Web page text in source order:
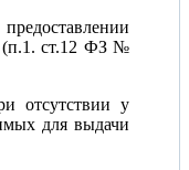
(п.1. ст.12 ФЗ №
отсутствии у
для выдачи